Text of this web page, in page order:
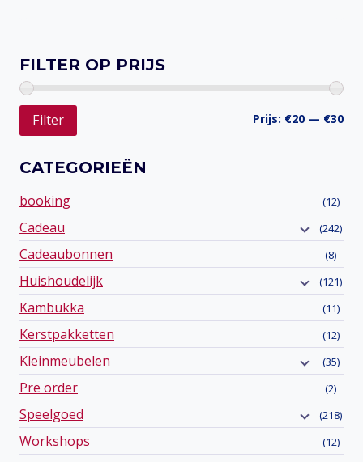
FILTER OP PRIJS
Filter Prijs: €20 — €30
CATEGORIEËN
booking (12)
Cadeau (242)
Cadeaubonnen (8)
Huishoudelijk (121)
Kambukka (11)
Kerstpakketten (12)
Kleinmeubelen (35)
Pre order (2)
Speelgoed (218)
Workshops (12)